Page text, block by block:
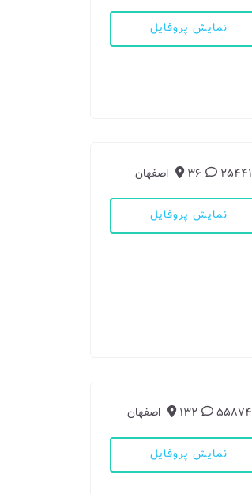
نمایش پروفایل
25441
36 اصفهان
نمایش پروفایل
55874
132 اصفهان
نمایش پروفایل